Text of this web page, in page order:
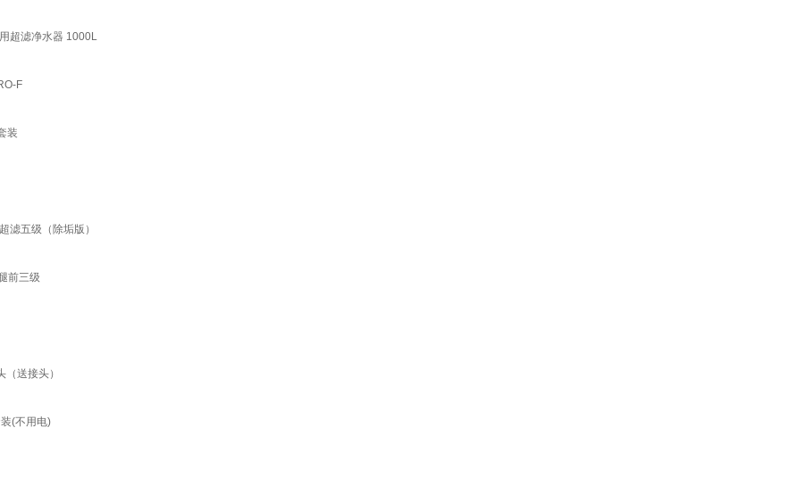
超滤净水器 1000L
F
装
滤五级（除垢版）
前三级
送接头）
(不用电)